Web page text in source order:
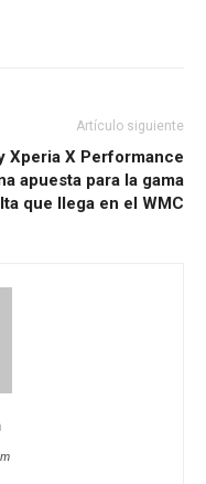
Artículo siguiente
Xperia X Performance
apuesta para la gama
que llega en el WMC